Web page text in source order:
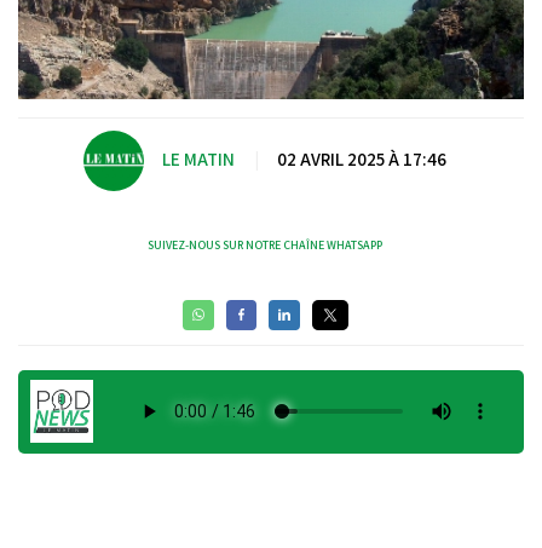
LE MATIN 02 AVRIL 2025 À 17:46
SUIVEZ-NOUS SUR NOTRE CHAÎNE WHATSAPP